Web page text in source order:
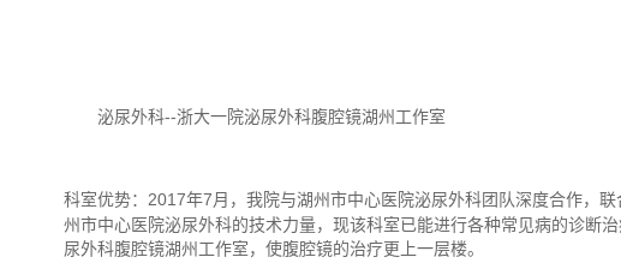
泌尿外科--浙大一院泌尿外科腹腔镜湖州工作室
科室优势：2017年7月，我院与湖州市中心医院泌尿外科团队深度合作，
州市中心医院泌尿外科的技术力量，现该科室已能进行各种常见病的诊断
尿外科腹腔镜湖州工作室，使腹腔镜的治疗更上一层楼。